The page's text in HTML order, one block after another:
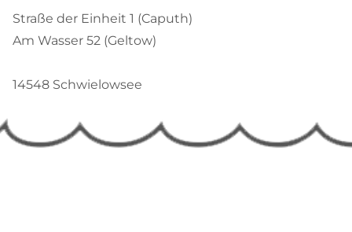
Straße der Einheit 1 (Caputh)
Am Wasser 52 (Geltow)
14548 Schwielowsee